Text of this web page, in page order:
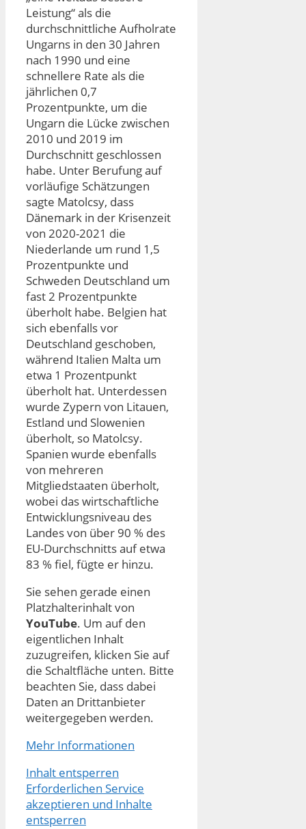
Leistung“ als die
durchschnittliche Aufholrate
Ungarns in den 30 Jahren
nach 1990 und eine
schnellere Rate als die
jährlichen 0,7
Prozentpunkte, um die
Ungarn die Lücke zwischen
2010 und 2019 im
Durchschnitt geschlossen
habe. Unter Berufung auf
vorläufige Schätzungen
sagte Matolcsy, dass
Dänemark in der Krisenzeit
von 2020-2021 die
Niederlande um rund 1,5
Prozentpunkte und
Schweden Deutschland um
fast 2 Prozentpunkte
überholt habe. Belgien hat
sich ebenfalls vor
Deutschland geschoben,
während Italien Malta um
etwa 1 Prozentpunkt
überholt hat. Unterdessen
wurde Zypern von Litauen,
Estland und Slowenien
überholt, so Matolcsy.
Spanien wurde ebenfalls
von mehreren
Mitgliedstaaten überholt,
wobei das wirtschaftliche
Entwicklungsniveau des
Landes von über 90 % des
EU-Durchschnitts auf etwa
83 % fiel, fügte er hinzu.
Sie sehen gerade einen
Platzhalterinhalt von
YouTube. Um auf den
eigentlichen Inhalt
zuzugreifen, klicken Sie auf
die Schaltfläche unten. Bitte
beachten Sie, dass dabei
Daten an Drittanbieter
weitergegeben werden.
Mehr Informationen
Inhalt entsperren
Erforderlichen Service
akzeptieren und Inhalte
entsperren